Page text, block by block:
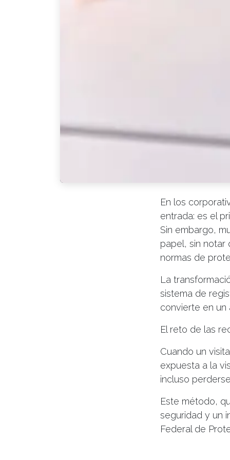
En los
entrada: es el
Sin embargo,
papel, sin notar
normas de
La
sistema de
convierte en un
El reto de las
Cuando un
expuesta a la
incluso
Este método,
seguridad y un
Federal de